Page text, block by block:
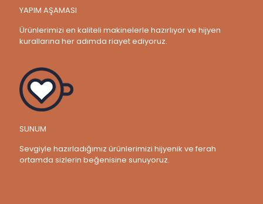
YAPIM AŞAMASI
Ürünlerimizi en kaliteli makinelerle hazırlıyor ve hijyen
kurallarına her adımda riayet ediyoruz.
SUNUM
Sevgiyle hazırladığımız ürünlerimizi hijyenik ve ferah
ortamda sizlerin beğenisine sunuyoruz.